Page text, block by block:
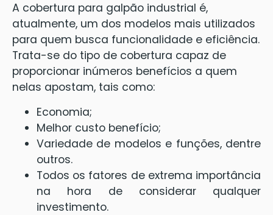
A cobertura para galpão industrial é,
atualmente, um dos modelos mais utilizados
para quem busca funcionalidade e eficiência.
Trata-se do tipo de cobertura capaz de
proporcionar inúmeros benefícios a quem
nelas apostam, tais como:
Economia;
Melhor custo benefício;
Variedade de modelos e funções, dentre
outros.
Todos os fatores de extrema importância
na hora de considerar qualquer
investimento.